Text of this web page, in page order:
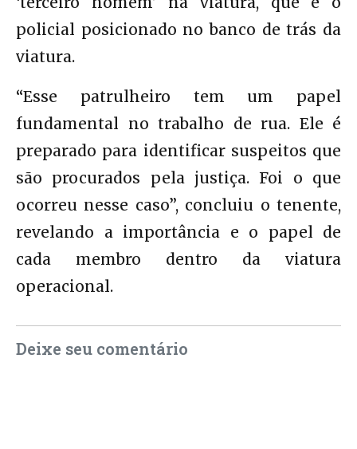
policial posicionado no banco de trás da
viatura.
“Esse patrulheiro tem um papel
fundamental no trabalho de rua. Ele é
preparado para identificar suspeitos que
são procurados pela justiça. Foi o que
ocorreu nesse caso”, concluiu o tenente,
revelando a importância e o papel de
cada membro dentro da viatura
operacional.
Deixe seu comentário